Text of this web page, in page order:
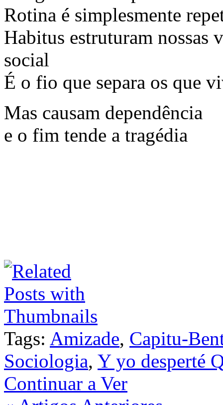
Rotina é simplesmente
Habitus estruturam nossas
social
É o fio que separa os que
Mas causam dependência
e o fim tende a tragédia
Tags: Amizade, Capitu-
Sociologia, Y yo desperté
Continuar a Ver